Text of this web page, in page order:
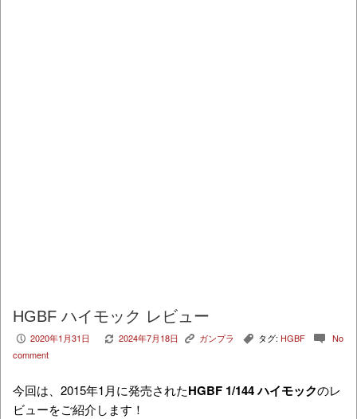
HGBF ハイモック レビュー
P 2020年1月31日 V 2024年7月18日 K ガンプラ , タグ: HGBF c No
comment
今回は、2015年1月に発売されたHGBF 1/144 ハイモックのレ
ビューをご紹介します！